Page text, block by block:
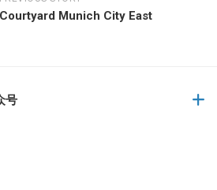
Courtyard Munich City East
号